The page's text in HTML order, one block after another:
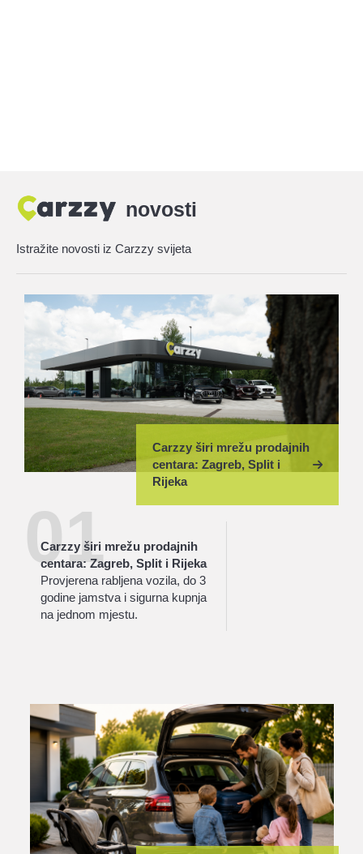
novosti
Istražite novosti iz Carzzy svijeta
Carzzy širi mrežu prodajnih
centara: Zagreb, Split i
Rijeka
01
Carzzy širi mrežu prodajnih
centara: Zagreb, Split i Rijeka
Provjerena rabljena vozila, do 3
godine jamstva i sigurna kupnja
na jednom mjestu.